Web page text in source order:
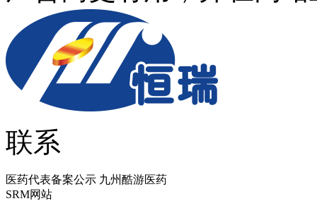
联系
医药代表备案公示 九州酷游医药
SRM网站